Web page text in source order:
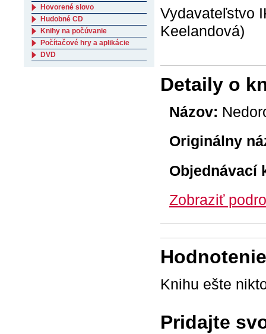
Vydavateľstvo
Keelandová)
Detaily o
Názov:
Originálny
Objednávací
Zobraziť
Knihu ešte
Pridajte
Hovorené slovo
Hudobné CD
Knihy na počúvanie
Počítačové hry a aplikácie
DVD